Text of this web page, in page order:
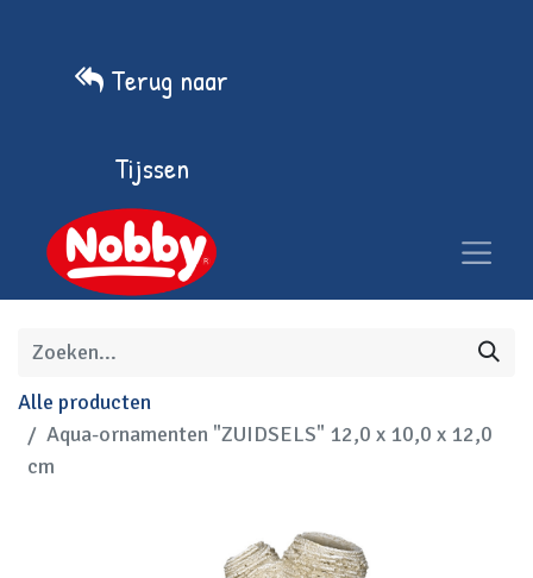
Terug naar
Tijssen
Alle producten
Aqua-ornamenten "ZUIDSELS" 12,0 x 10,0 x 12,0
cm